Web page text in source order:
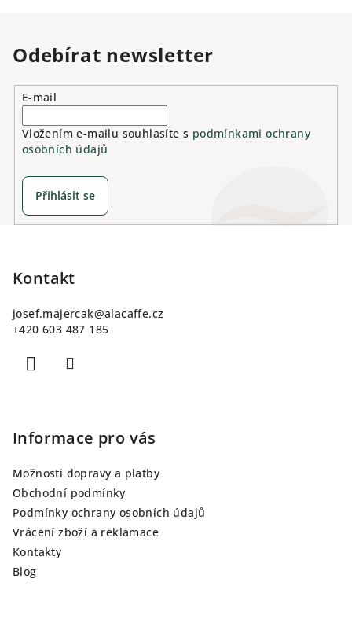
Odebírat newsletter
E-mail
Vložením e-mailu souhlasíte s podmínkami ochrany
osobních údajů
Přihlásit se
Kontakt
josef.majercak@alacaffe.cz
+420 603 487 185
Informace pro vás
Možnosti dopravy a platby
Obchodní podmínky
Podmínky ochrany osobních údajů
Vrácení zboží a reklamace
Kontakty
Blog